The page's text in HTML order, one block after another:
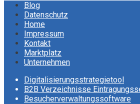
Blog
Datenschutz
Home
Impressum
Kontakt
Marktplatz
Unternehmen
Digitalisierungsstrategietool
B2B Verzeichnisse
Besucherverwaltungssoftware